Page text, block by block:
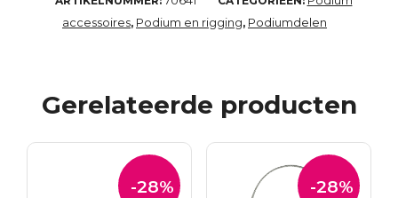
accessoires, Podium en rigging, Podiumdelen
Gerelateerde producten
-28% -28%